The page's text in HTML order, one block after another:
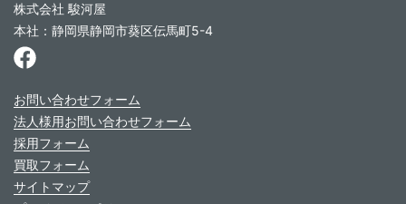
株式会社 駿河屋
本社：静岡県静岡市葵区伝馬町5-4
お問い合わせフォーム
法人様用お問い合わせフォーム
採用フォーム
買取フォーム
サイトマップ